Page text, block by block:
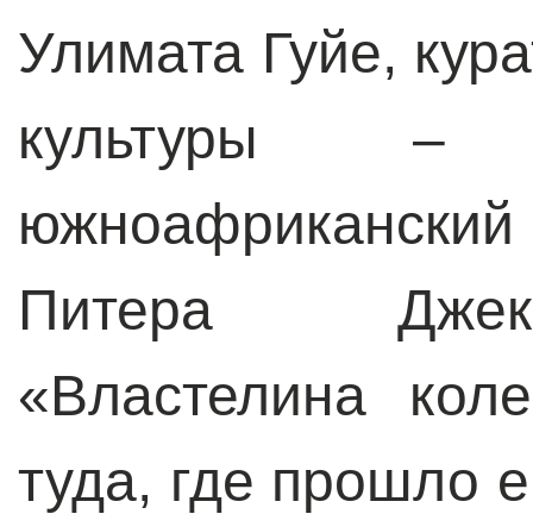
Улимата Гуйе,
культуры –
Питера
«Властелина
туда, где прошло